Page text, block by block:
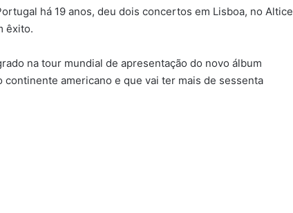
há 19 anos, deu dois concertos em Lisboa, no Altice
êxito.
na tour mundial de apresentação do novo álbum
continente americano e que vai ter mais de sessenta